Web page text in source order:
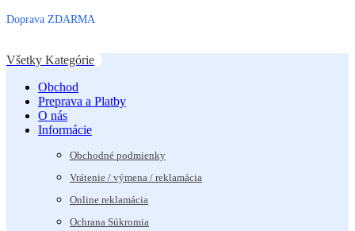
Doprava ZDARMA
Všetky Kategórie
Obchod
Preprava a Platby
O nás
Informácie
Obchodné podmienky
Vrátenie / výmena / reklamácia
Online reklamácia
Ochrana Súkromia